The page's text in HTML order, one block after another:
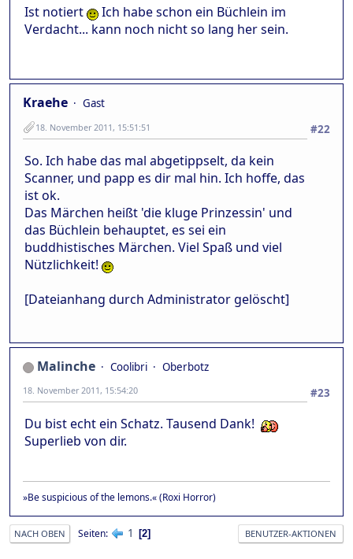
Ist notiert
Ich habe schon ein Büchlein im
Verdacht... kann noch nicht so lang her sein.
Kraehe
Gast
#22
18. November 2011, 15:51:51
So. Ich habe das mal abgetippselt, da kein
Scanner, und papp es dir mal hin. Ich hoffe, das
ist ok.
Das Märchen heißt 'die kluge Prinzessin' und
das Büchlein behauptet, es sei ein
buddhistisches Märchen. Viel Spaß und viel
Nützlichkeit!
[Dateianhang durch Administrator gelöscht]
Malinche Coolibri
Oberbotz
#23
18. November 2011, 15:54:20
Du bist echt ein Schatz. Tausend Dank!
Superlieb von dir.
»Be suspicious of the lemons.« (Roxi Horror)
NACH OBEN Seiten 1 2 BENUTZER-AKTIONEN